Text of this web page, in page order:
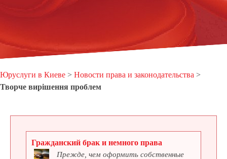
Юруслуги в Киеве > Новости права и законодательства >
Творче вирішення проблем
Гражданский брак и немного права
Прежде, чем оформить собственные